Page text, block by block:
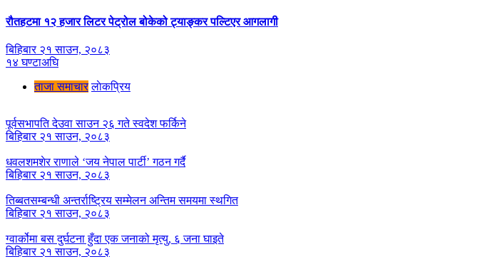
रौतहटमा १२ हजार लिटर पेट्रोल बोकेको ट्याङ्कर पल्टिएर आगलागी
बिहिबार २१ साउन, २०८३
१४ घण्टाअघि
ताजा समाचार लाेकप्रिय
पूर्वसभापति देउवा साउन २६ गते स्वदेश फर्किने
बिहिबार २१ साउन, २०८३
धवलशमशेर राणाले ‘जय नेपाल पार्टी’ गठन गर्दै
बिहिबार २१ साउन, २०८३
तिब्बतसम्बन्धी अन्तर्राष्ट्रिय सम्मेलन अन्तिम समयमा स्थगित
बिहिबार २१ साउन, २०८३
ग्वार्कोमा बस दुर्घटना हुँदा एक जनाको मृत्यु, ६ जना घाइते
बिहिबार २१ साउन, २०८३